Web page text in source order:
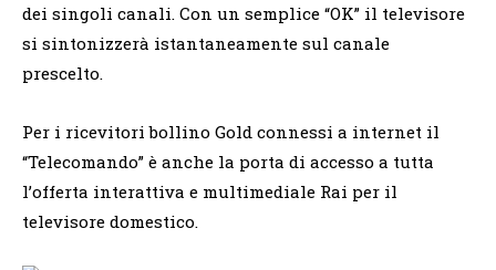
dei singoli canali. Con un semplice “OK” il televisore
si sintonizzerà istantaneamente sul canale
prescelto.
Per i ricevitori bollino Gold connessi a internet il
“Telecomando” è anche la porta di accesso a tutta
l’offerta interattiva e multimediale Rai per il
televisore domestico.